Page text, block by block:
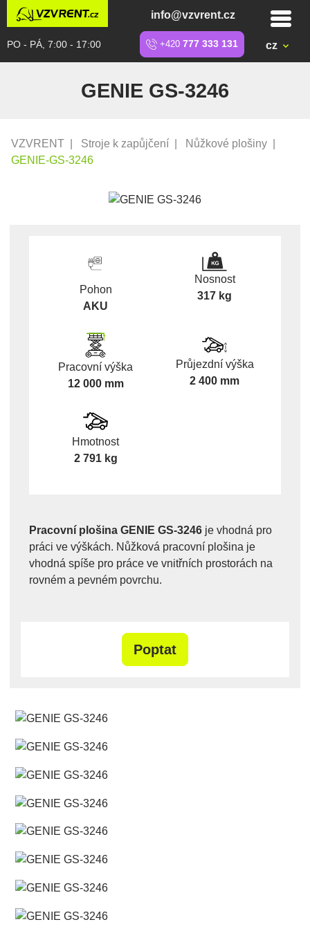
info@vzvrent.cz
PO - PÁ, 7:00 - 17:00 +420 777 333 131 cz
GENIE GS-3246
VZVRENT Stroje k zapůjčení Nůžkové plošiny
GENIE-GS-3246
Pohon
AKU
Nosnost
317 kg
Pracovní výška
12 000 mm
Průjezdní výška
2 400 mm
Hmotnost
2 791 kg
Pracovní plošina GENIE GS-3246 je vhodná pro
práci ve výškách. Nůžková pracovní plošina je
vhodná spíše pro práce ve vnitřních prostorách na
rovném a pevném povrchu.
Poptat